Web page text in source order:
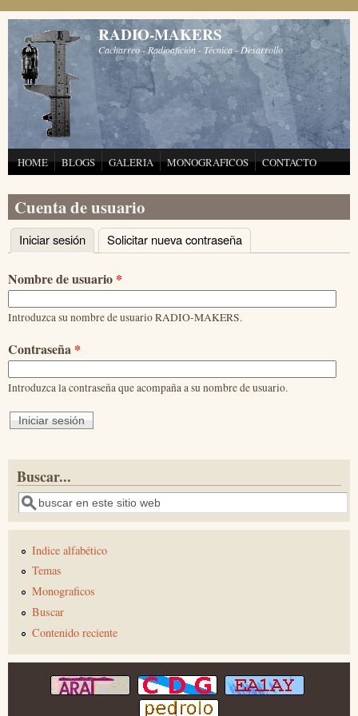
Pasar al contenido principal
RADIO-MAKERS
Cacharreo - Radioafición - Técnica - Desarrollo
HOME BLOGS GALERIA MONOGRAFICOS CONTACTO
Cuenta de usuario
Solapas principales
Iniciar sesión (solapa activa)
Solicitar nueva contraseña
Nombre de usuario *
Introduzca su nombre de usuario RADIO-MAKERS.
Contraseña *
Introduzca la contraseña que acompaña a su nombre de usuario.
Buscar...
Buscar
Indice alfabético
Temas
Monograficos
Buscar
Contenido reciente